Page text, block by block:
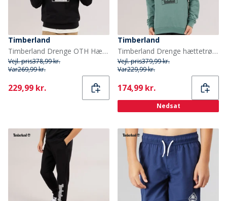
Timberland
Timberland Drenge OTH Hættetrøje Black Black
Vejl. pris378,99 kr.
Var269,99 kr.
Current
229,99 kr.
Timberland
Timberland Drenge hættetrøje Forest Green
Vejl. pris379,99 kr.
Var229,99 kr.
Current
174,99 kr.
Nedsat